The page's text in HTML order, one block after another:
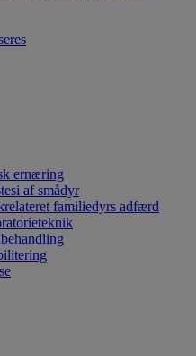
ernæring
af smådyr
familiedyrs adfærd